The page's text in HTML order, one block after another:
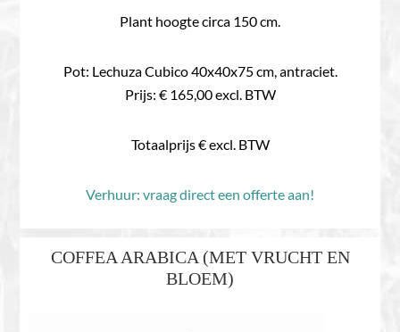
Plant hoogte circa 150 cm.
Pot: Lechuza Cubico 40x40x75 cm, antraciet.
Prijs: € 165,00 excl. BTW
Totaalprijs € excl. BTW
Verhuur: vraag direct een offerte aan!
COFFEA ARABICA (MET VRUCHT EN
BLOEM)